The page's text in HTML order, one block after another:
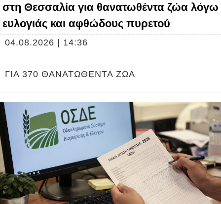
στη Θεσσαλία για θανατωθέντα ζώα λόγω
ευλογιάς και αφθώδους πυρετού
04.08.2026 | 14:36
ΓΙΑ 370 ΘΑΝΑΤΩΘΕΝΤΑ ΖΩΑ